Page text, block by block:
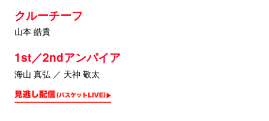
クルーチーフ
山本 皓貴
1st／2ndアンパイア
海山 真弘 ／ 天神 敬太